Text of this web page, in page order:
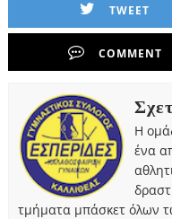
TWEET
COMMENT
Η
ένα
τμήματα μπάσκετ όλων